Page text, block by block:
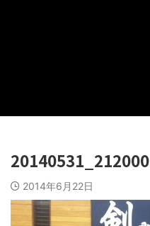
20140531_212000
2014年6月22日